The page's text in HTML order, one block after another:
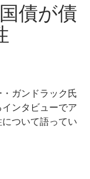
債が債
ガンドラック氏
ンタビューでア
ついて語ってい